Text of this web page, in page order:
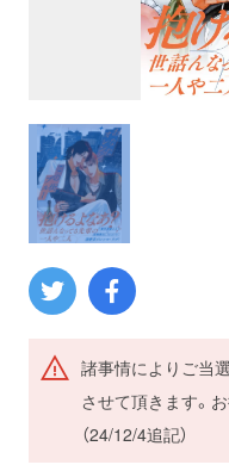
諸事情によりご当
させて頂きます。
（24/12/4追記）
プロレス
コンピューター
ミリタリー
その他
イベント
フェア